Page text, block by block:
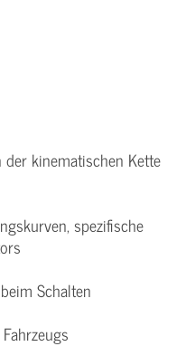
kinematischen Kette
spezifische
Schalten